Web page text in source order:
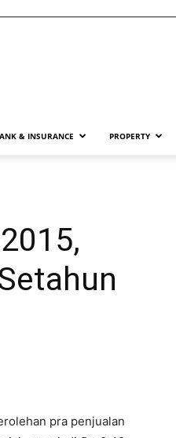
& INSURANCE PROPERTY
pra penjualan